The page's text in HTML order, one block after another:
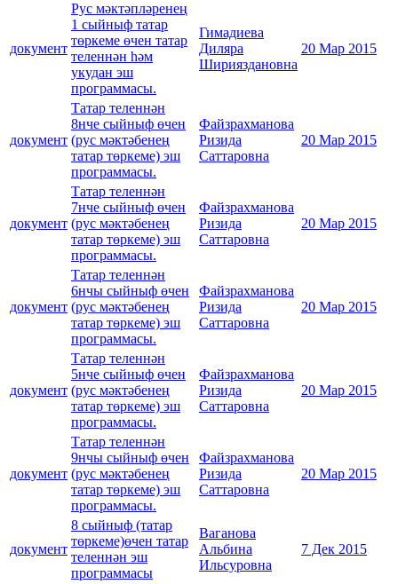
документ
Рус мәктәпләренең
1 сыйныф татар
төркеме өчен татар
теленнән һәм
укудан эш
программасы.
Гимадиева
Диляра
Ширияздановна
20 Мар 2015
документ
Татар теленнән
8нче сыйныф өчен
(рус мәктәбенең
татар төркеме) эш
программасы.
Файзрахманова
Ризида
Саттаровна
20 Мар 2015
документ
Татар теленнән
7нче сыйныф өчен
(рус мәктәбенең
татар төркеме) эш
программасы.
Файзрахманова
Ризида
Саттаровна
20 Мар 2015
документ
Татар теленнән
6нчы сыйныф өчен
(рус мәктәбенең
татар төркеме) эш
программасы.
Файзрахманова
Ризида
Саттаровна
20 Мар 2015
документ
Татар теленнән
5нче сыйныф өчен
(рус мәктәбенең
татар төркеме) эш
программасы.
Файзрахманова
Ризида
Саттаровна
20 Мар 2015
документ
Татар теленнән
9нчы сыйныф өчен
(рус мәктәбенең
татар төркеме) эш
программасы.
Файзрахманова
Ризида
Саттаровна
20 Мар 2015
документ
8 сыйныф (татар
төркеме)өчен татар
теленнән эш
программасы
Ваганова
Альбина
Ильсуровна
7 Дек 2015